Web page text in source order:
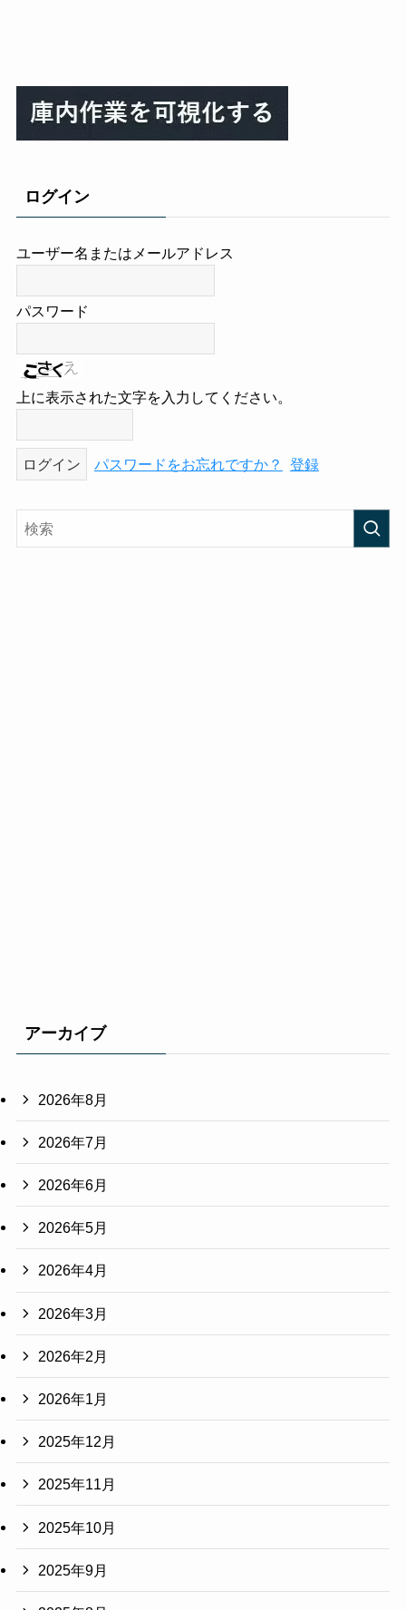
ログイン
ユーザー名またはメールアドレス
パスワード
上に表示された文字を入力してください。
パスワードをお忘れですか？ 登録
アーカイブ
2026年8月
2026年7月
2026年6月
2026年5月
2026年4月
2026年3月
2026年2月
2026年1月
2025年12月
2025年11月
2025年10月
2025年9月